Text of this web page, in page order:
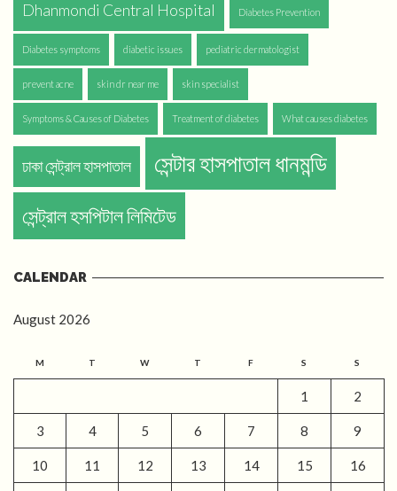
Dhanmondi Central Hospital Diabetes Prevention
Diabetes symptoms diabetic issues pediatric dermatologist
prevent acne skin dr near me skin specialist
Symptoms & Causes of Diabetes Treatment of diabetes What causes diabetes
ঢাকা সেন্ট্রাল হাসপাতাল সেন্টার হাসপাতাল ধানমন্ডি
সেন্ট্রাল হসপিটাল লিমিটেড
CALENDAR
August 2026
M T W T F S S
1 2
3 4 5 6 7 8 9
10 11 12 13 14 15 16